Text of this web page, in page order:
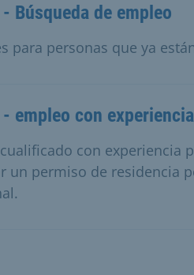
Búsqueda de empleo
para personas que ya
empleo con
con experiencia
un permiso de residencia